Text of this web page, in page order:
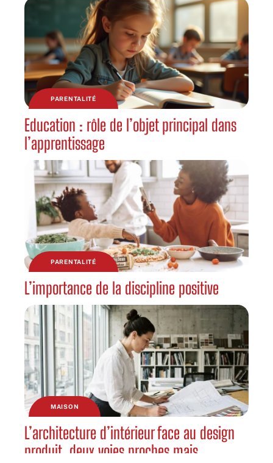
PARENTALITÉ
Education : rôle de l’objet principal dans
l’apprentissage
PARENTALITÉ
L’importance de la discipline positive
MAISON
L’architecture d’intérieur face au design
produit, deux voies proches mais